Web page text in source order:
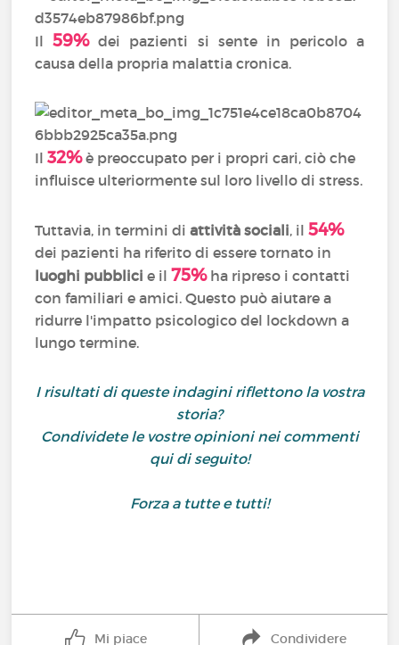
Il59%dei pazienti si sente in pericolo a
causa della propria malattia cronica.
Il32%è preoccupato per i propri cari, ciò che
influisce ulteriormente sul loro livello di stress.
Tuttavia, in termini diattività sociali, il54%
dei pazienti ha riferito di essere tornato in
luoghi pubblici e il75%ha ripreso i contatti
con familiari e amici. Questo può aiutare a
ridurre l'impatto psicologico del lockdown a
lungo termine.
I risultati di queste indagini riflettono la vostra
storia?
Condividete le vostre opinioni nei commenti
qui di seguito!
Forza a tutte e tutti!
Mi piace Condividere